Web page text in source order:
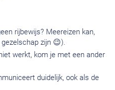
rijbewijs? Meereizen kan,
zijn 😉).
werkt, kom je met een ander
duidelijk, ook als de